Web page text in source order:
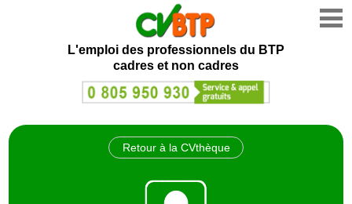
L'emploi des professionnels du BTP
cadres et non cadres
Retour à la CVthèque